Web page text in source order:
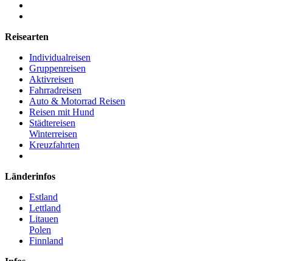
Reisearten
Individualreisen
Gruppenreisen
Aktivreisen
Fahrradreisen
Auto & Motorrad Reisen
Reisen mit Hund
Städtereisen
Winterreisen
Kreuzfahrten
Länderinfos
Estland
Lettland
Litauen
Polen
Finnland